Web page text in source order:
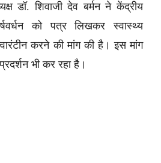
डॉ. शिवाजी देव बर्मन ने केंद्रीय
को पत्र लिखकर स्वास्थ्य
करने की मांग की है। इस मांग
भी कर रहा है।